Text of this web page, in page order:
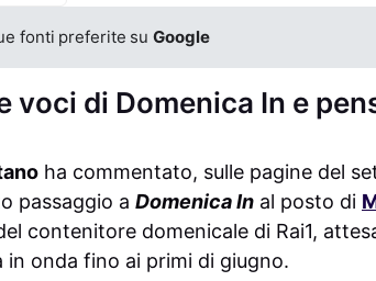
fonti preferite suGoogle
di Domenica In e
ha commentato, sulle pagine del
passaggio a Domenica In al posto di
contenitore domenicale di Rai1,
in onda fino ai primi di giugno.